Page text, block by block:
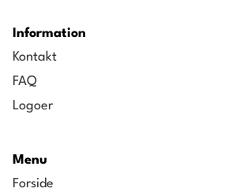
Information
Kontakt
FAQ
Logoer
Menu
Forside